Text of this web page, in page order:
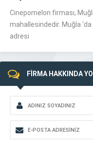
Cinepomelon firması,
mahallesindedir. Muğla
adresi
FİRMA HAKKINDA